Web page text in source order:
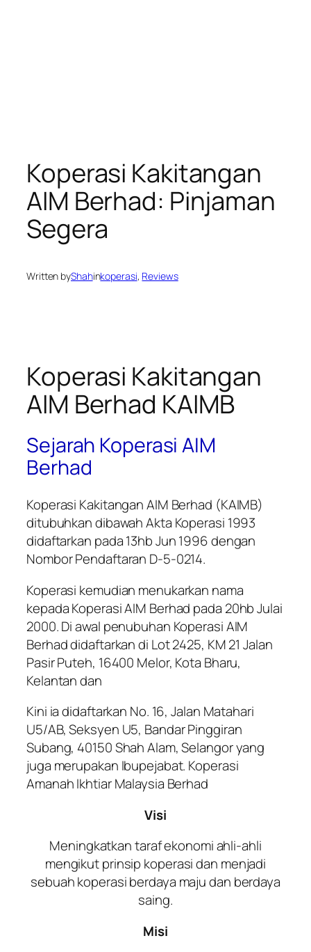
Koperasi Kakitangan
AIM Berhad: Pinjaman
Segera
Written byShahinkoperasi, Reviews
Koperasi Kakitangan
AIM Berhad KAIMB
Sejarah Koperasi AIM
Berhad
Koperasi Kakitangan AIM Berhad (KAIMB)
ditubuhkan dibawah Akta Koperasi 1993
didaftarkan pada 13hb Jun 1996 dengan
Nombor Pendaftaran D-5-0214.
Koperasi kemudian menukarkan nama
kepada Koperasi AIM Berhad pada 20hb Julai
2000. Di awal penubuhan Koperasi AIM
Berhad didaftarkan di Lot 2425, KM 21 Jalan
Pasir Puteh, 16400 Melor, Kota Bharu,
Kelantan dan
Kini ia didaftarkan No. 16, Jalan Matahari
U5/AB, Seksyen U5, Bandar Pinggiran
Subang, 40150 Shah Alam, Selangor yang
juga merupakan Ibupejabat. Koperasi
Amanah Ikhtiar Malaysia Berhad
Visi
Meningkatkan taraf ekonomi ahli-ahli
mengikut prinsip koperasi dan menjadi
sebuah koperasi berdaya maju dan berdaya
saing.
Misi